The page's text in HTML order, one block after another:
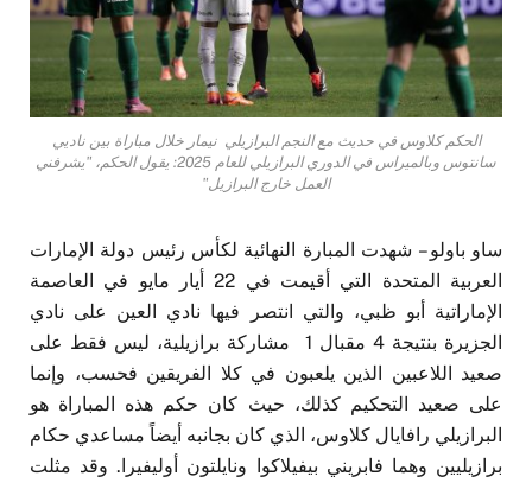
الحكم كلاوس في حديث مع النجم البرازيلي نيمار خلال مباراة بين ناديي
سانتوس وبالميراس في الدوري البرازيلي للعام 2025: يقول الحكم، "يشرفني
العمل خارج البرازيل"
ساو باولو – شهدت المبارة النهائية لكأس رئيس دولة الإمارات
العربية المتحدة التي أقيمت في 22 أيار مايو في العاصمة
الإماراتية أبو ظبي، والتي انتصر فيها نادي العين على نادي
الجزيرة بنتيجة 4 مقبال 1 مشاركة برازيلية، ليس فقط على
صعيد اللاعبين الذين يلعبون في كلا الفريقين فحسب، وإنما
على صعيد التحكيم كذلك، حيث كان حكم هذه المباراة هو
البرازيلي رافايال كلاوس، الذي كان بجانبه أيضاً مساعدي حكام
برازيليين وهما فابريني بيفيلاكوا ونايلتون أوليفيرا. وقد مثلت